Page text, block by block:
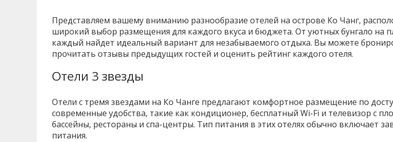
Представляем вашему вниманию разнообразие отелей на острове Ко Чанг,
широкий выбор размещения для каждого вкуса и бюджета. От уютных бунгало на
каждый найдет идеальный вариант для незабываемого отдыха. Вы можете
прочитать отзывы предыдущих гостей и оценить рейтинг каждого отеля.
Отели 3 звезды
Отели с тремя звездами на Ко Чанге предлагают комфортное размещение по
современные удобства, такие как кондиционер, бесплатный Wi-Fi и телевизор с
бассейны, рестораны и спа-центры. Тип питания в этих отелях обычно включает
питания.